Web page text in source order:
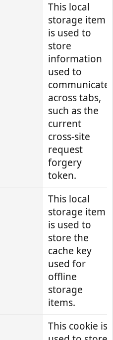
This local
storage item
is used to
store
information
used to
communicate
across tabs,
such as the
current
cross-site
request
forgery
token.
This local
storage item
is used to
store the
cache key
used for
offline
storage
items.
This cookie is